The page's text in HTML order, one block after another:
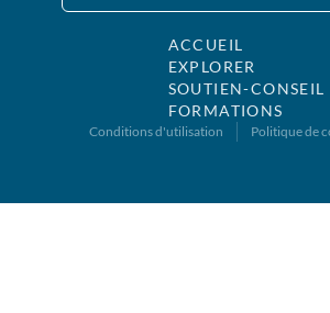
ACCUEIL
EXPLORER
SOUTIEN-CONSEIL
FORMATIONS
Conditions d'utilisation Politique de